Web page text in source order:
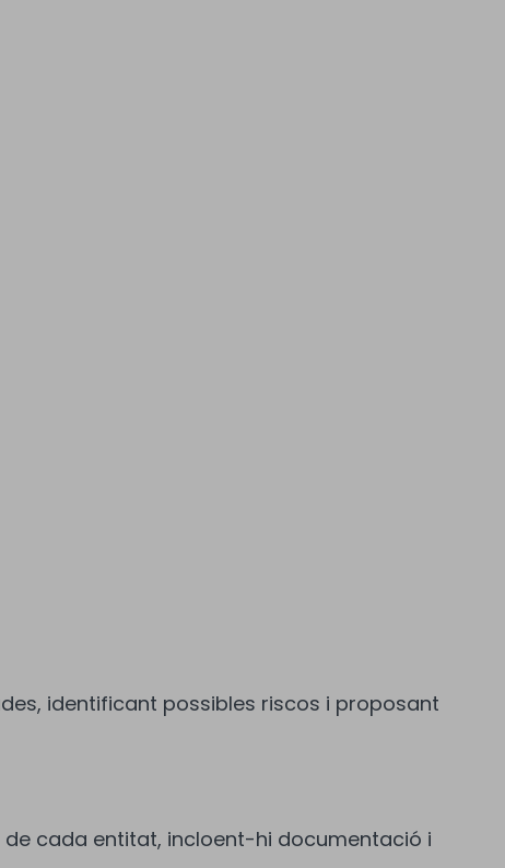
identificant possibles riscos i proposant
cada entitat, incloent-hi documentació i